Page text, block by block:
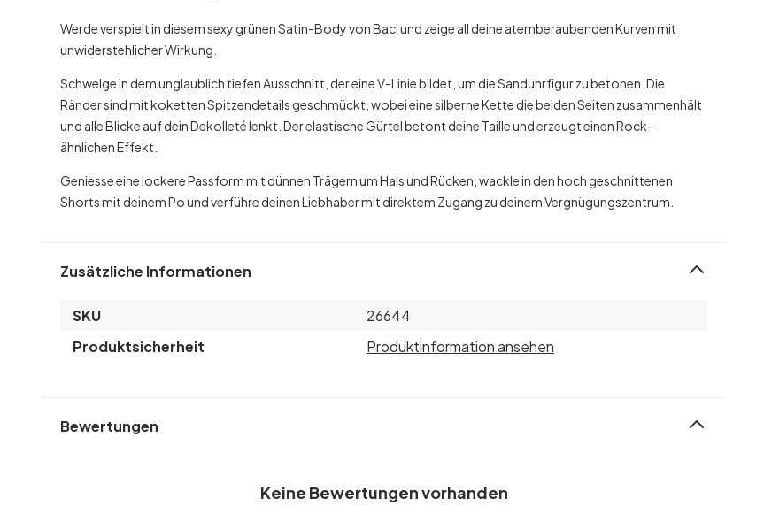
Werde verspielt in diesem sexy grünen Satin-Body von Baci und zeige all deine atemberaubenden Kurven mit
unwiderstehlicher Wirkung.
Schwelge in dem unglaublich tiefen Ausschnitt, der eine V-Linie bildet, um die Sanduhrfigur zu betonen. Die
Ränder sind mit koketten Spitzendetails geschmückt, wobei eine silberne Kette die beiden Seiten zusammenhält
und alle Blicke auf dein Dekolleté lenkt. Der elastische Gürtel betont deine Taille und erzeugt einen Rock-
ähnlichen Effekt.
Geniesse eine lockere Passform mit dünnen Trägern um Hals und Rücken, wackle in den hoch geschnittenen
Shorts mit deinem Po und verführe deinen Liebhaber mit direktem Zugang zu deinem Vergnügungszentrum.
Zusätzliche Informationen
SKU
26644
Produktsicherheit
Produktinformation ansehen
Bewertungen
Keine Bewertungen vorhanden